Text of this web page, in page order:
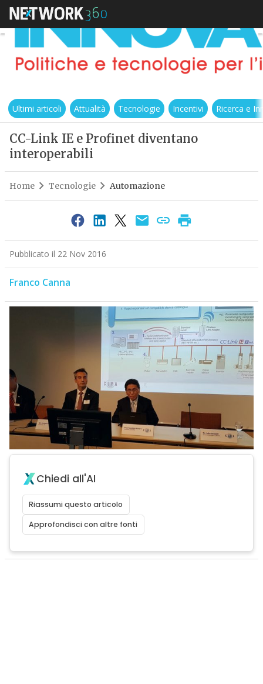
Ultimi articoli Attualità Tecnologie Incentivi Ricerca e
CC-Link IE e Profinet diventano
interoperabili
Home Tecnologie Automazione
Pubblicato il 22 Nov 2016
Franco Canna
Chiedi all'AI
Riassumi questo articolo
Approfondisci con altre fonti